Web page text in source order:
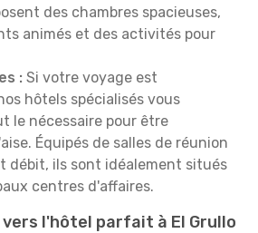
des chambres spacieuses,
animés et des activités pour
: Si votre voyage est
hôtels spécialisés vous
le nécessaire pour être
Équipés de salles de réunion
débit, ils sont idéalement situés
centres d'affaires.
l'hôtel parfait à El Grullo